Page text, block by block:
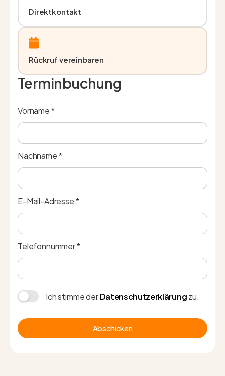
Direktkontakt
Rückruf vereinbaren
Terminbuchung
Vorname *
Nachname *
E-Mail-Adresse *
Telefonnummer *
Ich stimme derDatenschutzerklärungzu.
Abschicken